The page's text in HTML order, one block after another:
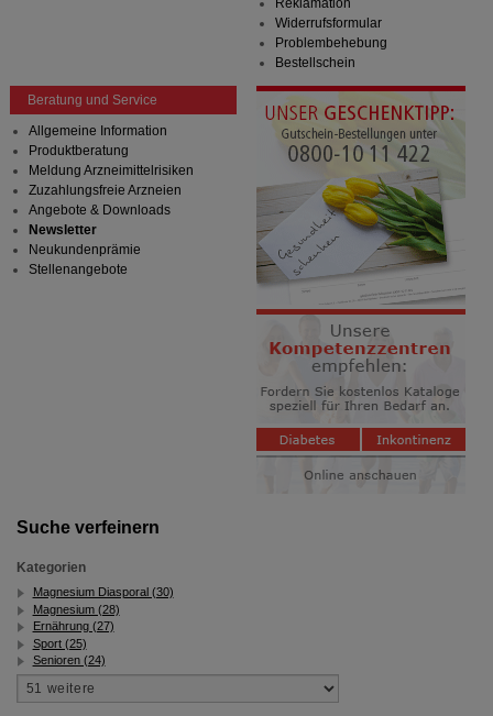
Suche verfeinern
Kategorien
Magnesium Diasporal (30)
Magnesium (28)
Ernährung (27)
Sport (25)
Senioren (24)
Widerrufsformular
Problembehebung
Bestellschein
Beratung und Service
Allgemeine Information
Produktberatung
Meldung Arzneimittelrisiken
Zuzahlungsfreie Arzneien
Angebote & Downloads
Newsletter
Neukundenprämie
Stellenangebote